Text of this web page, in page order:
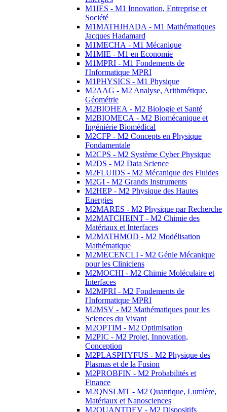
M1IES - M1 Innovation, Entreprise et
Société
M1MATHJHADA - M1 Mathématiques
Jacques Hadamard
M1MECHA - M1 Mécanique
M1MIE - M1 en Economie
M1MPRI - M1 Fondements de
l'Informatique MPRI
M1PHYSICS - M1 Physique
M2AAG - M2 Analyse, Arithmétique,
Géométrie
M2BIOHEA - M2 Biologie et Santé
M2BIOMECA - M2 Biomécanique et
Ingéniérie Biomédical
M2CFP - M2 Concepts en Physique
Fondamentale
M2CPS - M2 Système Cyber Physique
M2DS - M2 Data Science
M2FLUIDS - M2 Mécanique des Fluides
M2GI - M2 Grands Instruments
M2HEP - M2 Physique des Hautes
Energies
M2MARES - M2 Physique par Recherche
M2MATCHEINT - M2 Chimie des
Matériaux et Interfaces
M2MATHMOD - M2 Modélisation
Mathématique
M2MECENCLI - M2 Génie Mécanique
pour les Cliniciens
M2MOCHI - M2 Chimie Moléculaire et
Interfaces
M2MPRI - M2 Fondements de
l'Informatique MPRI
M2MSV - M2 Mathématiques pour les
Sciences du Vivant
M2OPTIM - M2 Optimisation
M2PIC - M2 Projet, Innovation,
Conception
M2PLASPHYFUS - M2 Physique des
Plasmas et de la Fusion
M2PROBFIN - M2 Probabilités et
Finance
M2QNSLMT - M2 Quantique, Lumière,
Matériaux et Nanosciences
M2QUANTDEV - M2 Dispositifs